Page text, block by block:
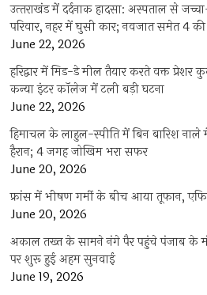
उत्‍तराखंड में दर्दनाक हादसा: अस्पताल से
परिवार, नहर में घुसी कार; नवजात समेत 4
June 22, 2026
हरिद्वार में मिड-डे मील तैयार करते वक्त
कन्या इंटर कॉलेज में टली बड़ी घटना
June 22, 2026
हिमाचल के लाहुल-स्पीति में बिन बारिश
हैरान; 4 जगह जोखिम भरा सफर
June 20, 2026
फ्रांस में भीषण गर्मी के बीच आया तूफान,
June 20, 2026
अकाल तख्त के सामने नंगे पैर पहुंचे पंजाब के
पर शुरू हुई अहम सुनवाई
June 19, 2026